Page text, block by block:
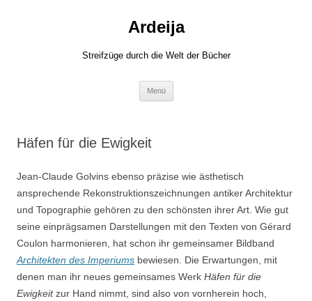
Ardeija
Streifzüge durch die Welt der Bücher
Menü
Häfen für die Ewigkeit
Jean-Claude Golvins ebenso präzise wie ästhetisch
ansprechende Rekonstruktionszeichnungen antiker Architektur
und Topographie gehören zu den schönsten ihrer Art. Wie gut
seine einprägsamen Darstellungen mit den Texten von Gérard
Coulon harmonieren, hat schon ihr gemeinsamer Bildband
Architekten des Imperiums bewiesen. Die Erwartungen, mit
denen man ihr neues gemeinsames Werk Häfen für die
Ewigkeitzur Hand nimmt, sind also von vornherein hoch,